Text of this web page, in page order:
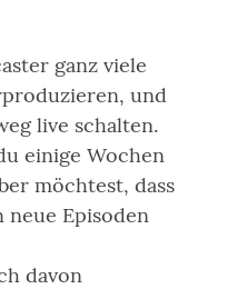
ganz viele
und
live schalten.
einige Wochen
möchtest, dass
neue Episoden
davon